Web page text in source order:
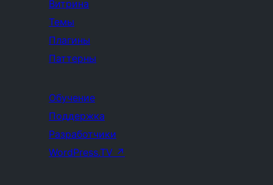
Витрина
Темы
Плагины
Паттерны
Обучение
Поддержка
Разработчики
WordPress.TV ↗